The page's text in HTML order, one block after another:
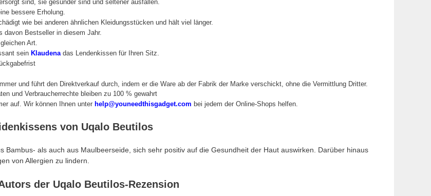
sind, sie gesünder sind und seltener ausfallen.
bessere Erholung.
wie bei anderen ähnlichen Kleidungsstücken und hält viel länger.
davon Bestseller in diesem Jahr.
Art.
sein Klaudena das Lendenkissen für Ihren Sitz.
und führt den Direktverkauf durch, indem er die Ware ab der Fabrik der Marke verschickt, ohne die Vermittlung Dritter.
und Verbraucherrechte bleiben zu 100 % gewahrt
auf. Wir können Ihnen unter help@youneedthisgadget.com bei jedem der Online-Shops helfen.
von Uqalo Beutilos
Bambus- als auch aus Maulbeerseide, sich sehr positiv auf die Gesundheit der Haut auswirken. Darüber hinaus
von Allergien zu lindern.
der Uqalo Beutilos-Rezension